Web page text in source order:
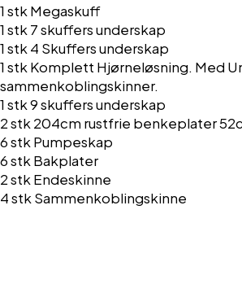
1 stk Megaskuff
1 stk 7 skuffers underskap
1 stk 4 Skuffers underskap
1 stk Komplett Hjørneløsning. Med
sammenkoblingskinner.
1 stk 9 skuffers underskap
2 stk 204cm rustfrie benkeplater
6 stk Pumpeskap
6 stk Bakplater
2 stk Endeskinne
4 stk Sammenkoblingskinne